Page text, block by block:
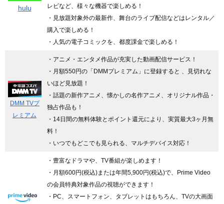
hulu
レビなど、様々な機器で楽しめる！
・見放題対象外の最新作、舞台のライブ配信などはレンタル／
購入で楽しめる！
・人気の電子コミックを、都度課金で楽しめる！
DMM TVプ
レミアム
・アニメ・エンタメ作品が充実した動画配信サービス！
・月額550円の「DMMプレミアム」に登録すると 、見切れな
いほど見放題！
・話題の新作アニメ、懐かしの名作アニメ、オリジナル作品・
独占作品も！
・14日間の無料体験とポイント還元により、実質最大3ヶ月無
料！
・いつでもどこでも見られる、マルチデバイス対応！
・豊富なドラマや、TV番組が楽しめます！
・月額600円(税込)または年間5,900円(税込)で、Prime Video
の会員特典対象作品の視聴ができます！
・PC、スマートフォン、タブレットはもちろん、TVの大画面